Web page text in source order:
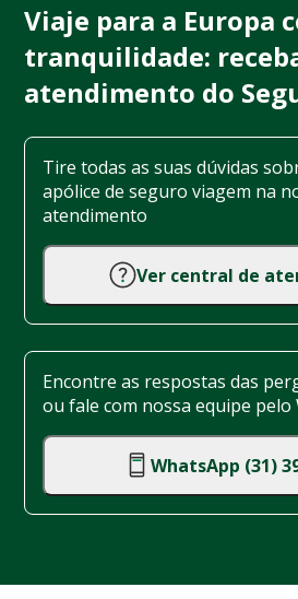
Viaje para a Europa
tranquilidade:
atendimento do
Tire todas as suas dúvidas
apólice de seguro viagem na
atendimento
Ver central de
Encontre as respostas das
ou fale com nossa equipe pelo
WhatsApp (31)